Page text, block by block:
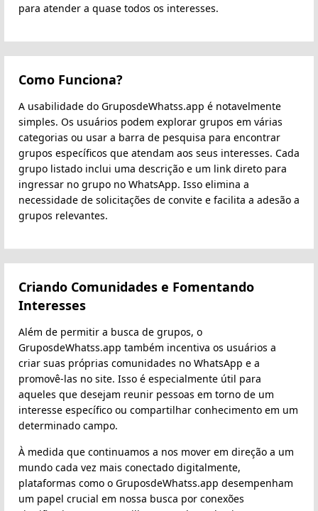
para atender a quase todos os interesses.
Como Funciona?
A usabilidade do GruposdeWhatss.app é notavelmente
simples. Os usuários podem explorar grupos em várias
categorias ou usar a barra de pesquisa para encontrar
grupos específicos que atendam aos seus interesses. Cada
grupo listado inclui uma descrição e um link direto para
ingressar no grupo no WhatsApp. Isso elimina a
necessidade de solicitações de convite e facilita a adesão a
grupos relevantes.
Criando Comunidades e Fomentando
Interesses
Além de permitir a busca de grupos, o
GruposdeWhatss.app também incentiva os usuários a
criar suas próprias comunidades no WhatsApp e a
promovê-las no site. Isso é especialmente útil para
aqueles que desejam reunir pessoas em torno de um
interesse específico ou compartilhar conhecimento em um
determinado campo.
À medida que continuamos a nos mover em direção a um
mundo cada vez mais conectado digitalmente,
plataformas como o GruposdeWhatss.app desempenham
um papel crucial em nossa busca por conexões